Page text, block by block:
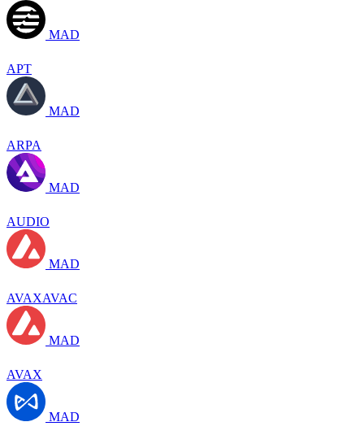
MAD
APT
MAD
ARPA
MAD
AUDIO
MAD
AVAXAVAC
MAD
AVAX
MAD